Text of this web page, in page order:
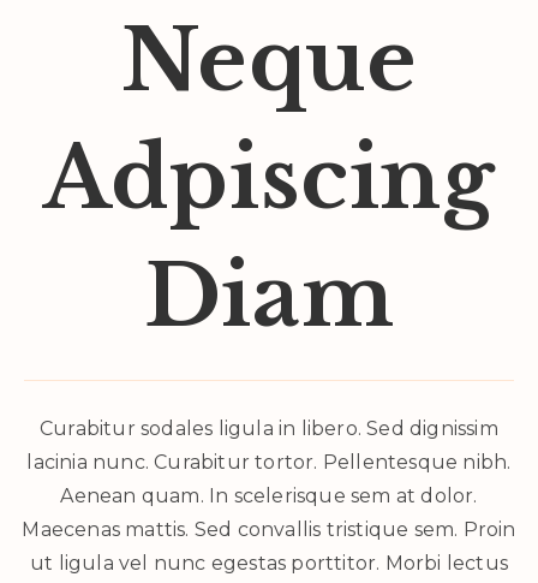
Neque
Adpiscing
Diam
Curabitur sodales ligula in libero. Sed dignissim
lacinia nunc. Curabitur tortor. Pellentesque nibh.
Aenean quam. In scelerisque sem at dolor.
Maecenas mattis. Sed convallis tristique sem. Proin
ut ligula vel nunc egestas porttitor. Morbi lectus